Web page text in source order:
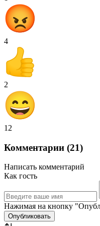
4
2
12
Комментарии (21)
Написать комментарий
Как гость
Нажимая на кнопку